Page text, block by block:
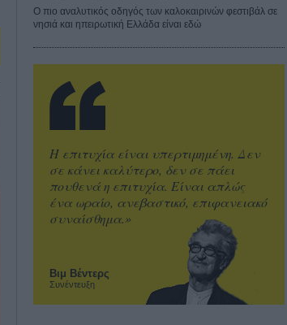
Ο πιο αναλυτικός οδηγός των καλοκαιρινών φεστιβάλ σε
νησιά και ηπειρωτική Ελλάδα είναι εδώ
Βιμ Βέντερς
Συνέντευξη
Η επιτυχία είναι υπερτιμημένη. Δεν
σε κάνει καλύτερο, δεν σε πάει
πουθενά η επιτυχία. Είναι απλώς
ένα ωραίο, ανεβαστικό, επιφανειακό
συναίσθημα.»